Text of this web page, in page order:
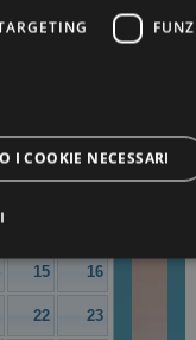
Sa Do
1 2
15 16
22 23
I COOKIE NECESSARI
Funzionalità